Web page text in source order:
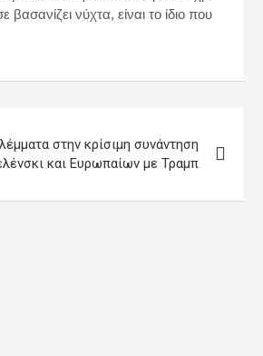
νύχτα, είναι το ίδιο που
στην κρίσιμη συνάντηση
και Ευρωπαίων με Τραμπ